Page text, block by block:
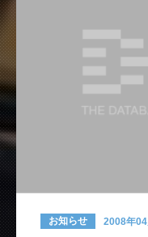
お知らせ 2008年